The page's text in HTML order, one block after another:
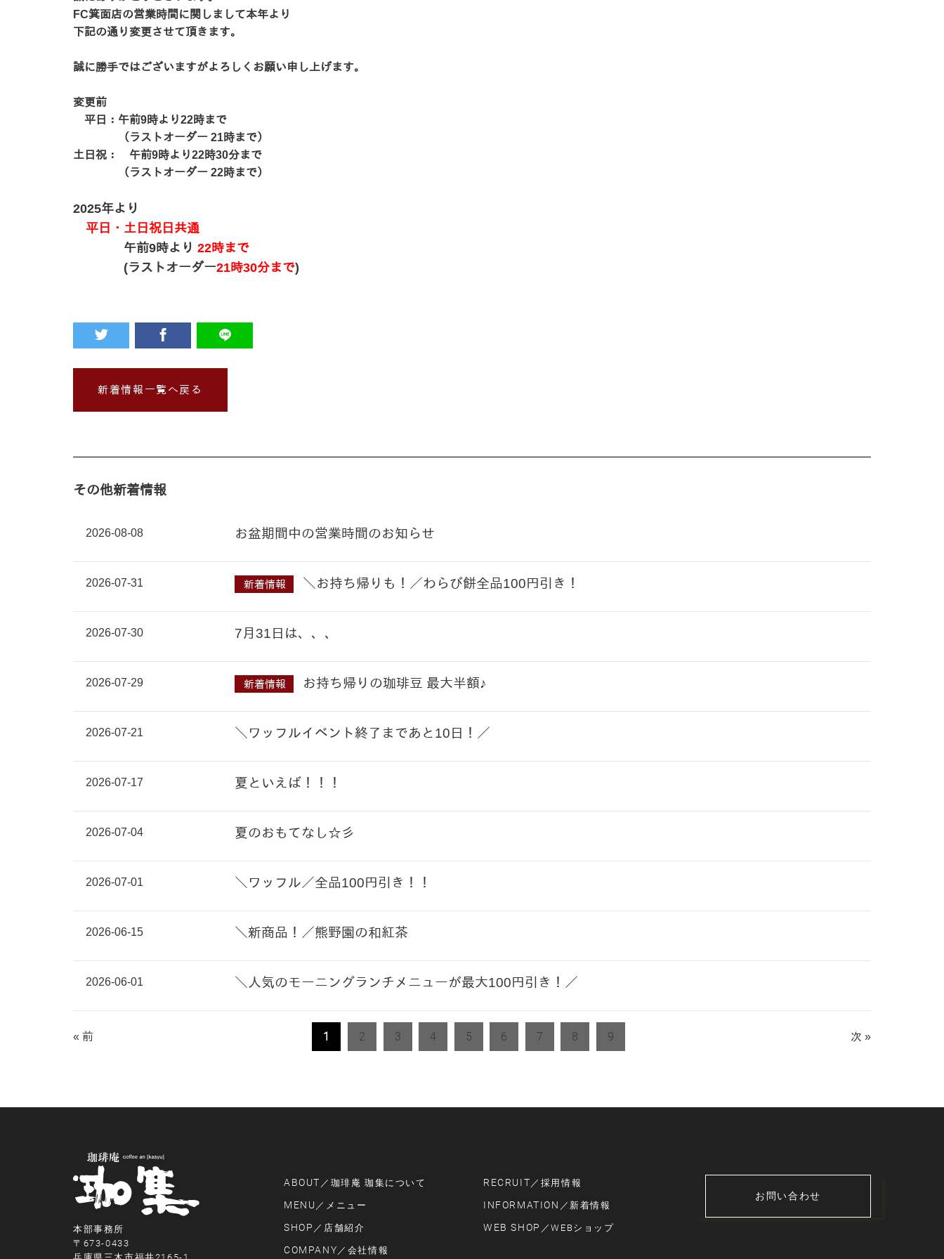
FC箕面店の営業時間に関しまして本年より
下記の通り変更させて頂きます。
誠に勝手ではございますがよろしくお願い申し上げます。
変更前
平日：午前9時より22時まで
（ラストオーダー 21時まで）
土日祝： 午前9時より22時30分まで
（ラストオーダー 22時まで）
2025年より
平日・土日祝日共通
午前9時より 22時まで
(ラストオーダー21時30分まで)
新着情報一覧へ戻る
その他新着情報
2026-08-08 お盆期間中の営業時間のお知らせ
2026-07-31 新着情報 ＼お持ち帰りも！／わらび餅全品100円引き！
2026-07-30 7月31日は、、、
2026-07-29 新着情報 お持ち帰りの珈琲豆 最大半額♪
2026-07-21 ＼ワッフルイベント終了まであと10日！／
2026-07-17 夏といえば！！！
2026-07-04 夏のおもてなし☆彡
2026-07-01 ＼ワッフル／全品100円引き！！
2026-06-15 ＼新商品！／熊野園の和紅茶
2026-06-01 ＼人気のモーニングランチメニューが最大100円引き！／
« 前 1 2 3 4 5 6 7 8 9 次 »
本部事務所
〒673-0433
ABOUT ／珈琲庵 珈集について RECRUIT ／採用情報
MENU ／メニュー INFORMATION ／新着情報
SHOP ／店舗紹介 WEB SHOP ／WEBショップ
COMPANY ／会社情報
お問い合わせ